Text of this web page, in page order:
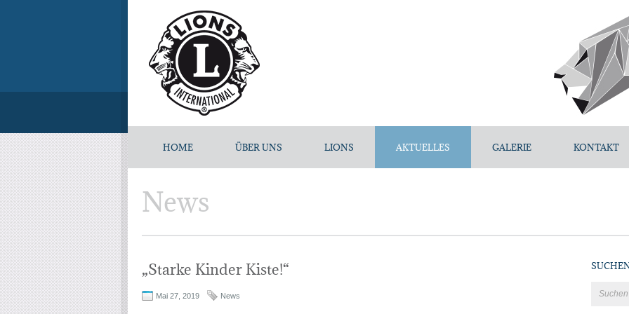
HOME ÜBER UNS LIONS AKTUELLES GALERIE KONTAKT
News
„Starke Kinder Kiste!“
Mai 27, 2019 News